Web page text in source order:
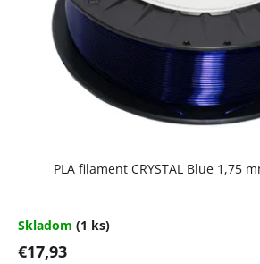
PLA filament CRYSTAL Blue 1,75
Skladom (1 ks)
€17,93